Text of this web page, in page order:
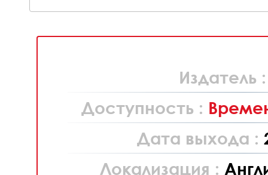
Издатель
Доступность :
Дата выхода :
Локализация :